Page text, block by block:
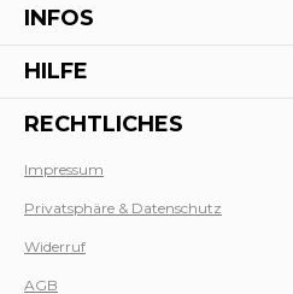
INFOS
HILFE
RECHTLICHES
Impressum
Privatsphäre & Datenschutz
Widerruf
AGB